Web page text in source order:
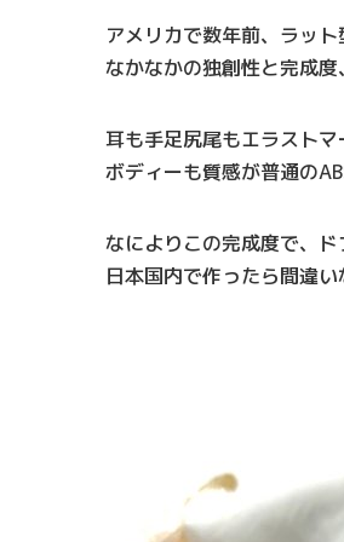
アメリカで数年前、ラッ
なかなかの独創性と完成
耳も手足尻尾もエラスト
ボディーも質感が普通の
なによりこの完成度で、
日本国内で作ったら間違